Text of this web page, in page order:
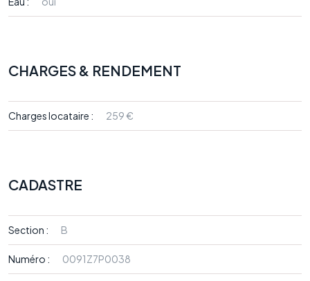
CHARGES & RENDEMENT
Charges locataire : 259 €
CADASTRE
Section : B
Numéro : 0091Z7P0038